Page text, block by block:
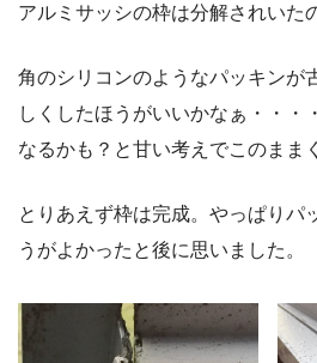
アルミサッシの枠は分解されいた
角のシリコンのようなパッキンが
しくしたほうがいいかなぁ・・・
なるかも？と甘い考えでこのまま
とりあえず枠は完成。やっぱりパ
うがよかったと後に思いました。